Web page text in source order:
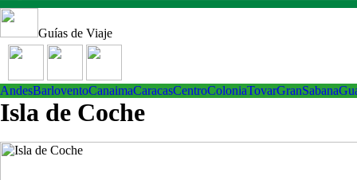
Guías de Viaje
AndesBarloventoCanaimaCaracasCentroColoniaTovarGranSabana
Isla de Coche